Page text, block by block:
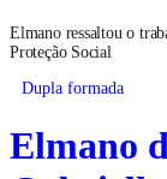
Elmano ressaltou o
Proteção Social
Dupla formada
Elmano